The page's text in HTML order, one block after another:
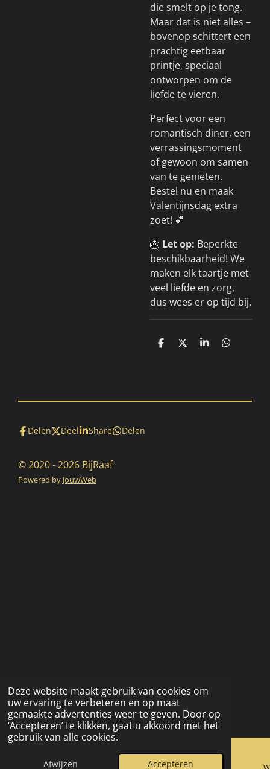
Deze website maakt gebruik van cookies om
uw ervaring te verbeteren en op maat
gemaakte advertenties weer te geven. Door op
‘Accepteren’ te klikken, gaat u akkoord met het
gebruik van alle cookies.
Afwijzen Accepteren
die smelt op je tong.
Maar dat is niet alles –
bovenop schittert een
prachtig eetbaar
printje, speciaal
ontworpen om de
liefde te vieren.
Perfect voor een
romantisch diner, een
verrassingsmoment
of gewoon om samen
van te genieten.
Bestel nu en maak
Valentijnsdag extra
zoet! 💕
🎂 Let op: Beperkte
beschikbaarheid! We
maken elk taartje met
veel liefde en zorg,
dus wees er op tijd bij.
D
D
S
D
Delen Deel Share Delen
© 2020 - 2026 BijRaaf
Powered by JouwWeb